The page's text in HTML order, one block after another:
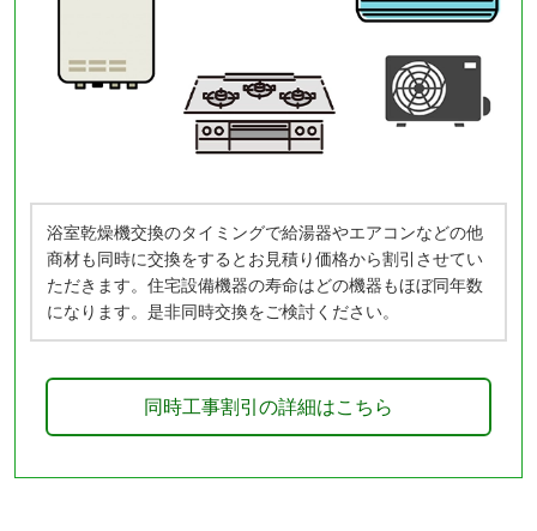
浴室乾燥機交換のタイミングで給湯器やエアコンなどの他
商材も同時に交換をするとお見積り価格から割引させてい
ただきます。住宅設備機器の寿命はどの機器もほぼ同年数
になります。是非同時交換をご検討ください。
同時工事割引の詳細はこちら